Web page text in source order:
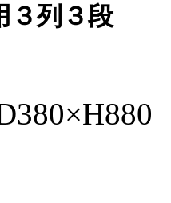
３列３段